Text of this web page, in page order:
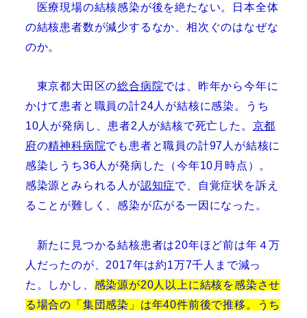
医療現場の結核感染が後を絶たない。日本全体
の結核患者数が減少するなか、相次ぐのはなぜな
のか。
東京都大田区の総合病院では、昨年から今年に
かけて患者と職員の計24人が結核に感染。うち
10人が発病し、患者2 人が結核で死亡した。 京都
府の精神科病院でも患者と職員の計97 人が結核に
感染しうち36人が発病した（今年10 月時点）。
感染源とみられる人が認知症で、自覚症状を訴え
ることが難しく、感染が広がる一因になった。
新たに見つかる結核患者は20年ほど前は年４万
人だったのが、 2017年は約1万7千人まで減っ
た。しかし、 感染源が20人以上に結核を感染させ
る場合の「集団感染」は年40件前後で推移。うち